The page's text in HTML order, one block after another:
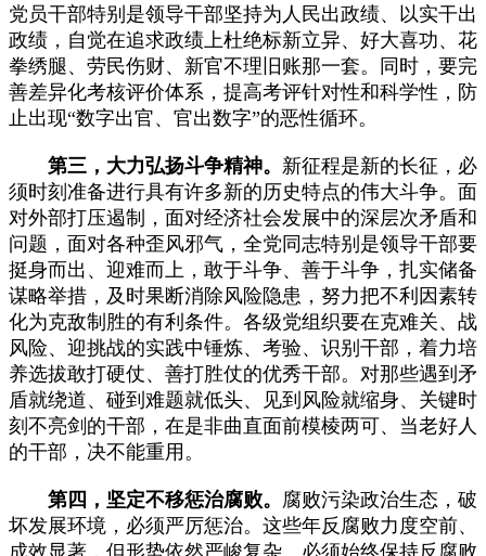
党员干部特别是领导干部坚持为人民出政绩、以实干出
政绩，自觉在追求政绩上杜绝标新立异、好大喜功、花
拳绣腿、劳民伤财、新官不理旧账那一套。同时，要完
善差异化考核评价体系，提高考评针对性和科学性，防
止出现“数字出官、官出数字”的恶性循环。
第三，大力弘扬斗争精神。 新征程是新的长征，必
须时刻准备进行具有许多新的历史特点的伟大斗争。面
对外部打压遏制，面对经济社会发展中的深层次矛盾和
问题，面对各种歪风邪气，全党同志特别是领导干部要
挺身而出、迎难而上，敢于斗争、善于斗争，扎实储备
谋略举措，及时果断消除风险隐患，努力把不利因素转
化为克敌制胜的有利条件。各级党组织要在克难关、战
风险、迎挑战的实践中锤炼、考验、识别干部，着力培
养选拔敢打硬仗、善打胜仗的优秀干部。对那些遇到矛
盾就绕道、碰到难题就低头、见到风险就缩身、关键时
刻不亮剑的干部，在是非曲直面前模棱两可、当老好人
的干部，决不能重用。
第四，坚定不移惩治腐败。 腐败污染政治生态，破
坏发展环境，必须严厉惩治。这些年反腐败力度空前、
成效显著，但形势依然严峻复杂。必须始终保持反腐败